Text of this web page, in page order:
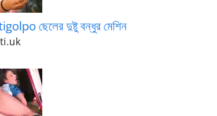
ছেলের দুষ্টু বন্ধুর মেশিন